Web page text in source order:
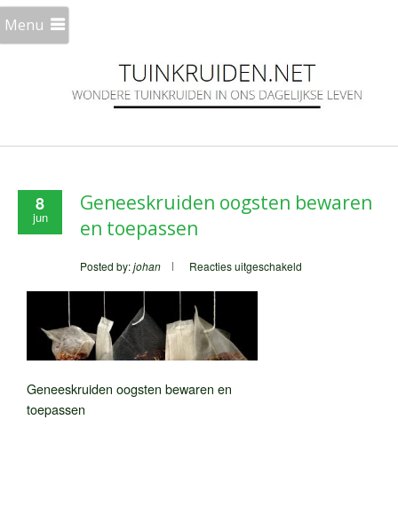
Menu
8
jun
Geneeskruiden oogsten bewaren
en toepassen
Posted by:johan Reacties uitgeschakeld
Geneeskruiden oogsten bewaren en
toepassen